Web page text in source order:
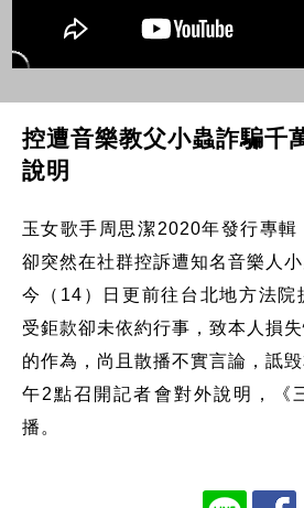
控遭音樂教父小蟲詐騙
說明
玉女歌手周思潔2020年發行專輯
卻突然在社群控訴遭知名音樂人
今（14）日更前往台北地方法院
受鉅款卻未依約行事，致本人損
的作為，尚且散播不實言論，詆
午2點召開記者會對外說明，《
播。